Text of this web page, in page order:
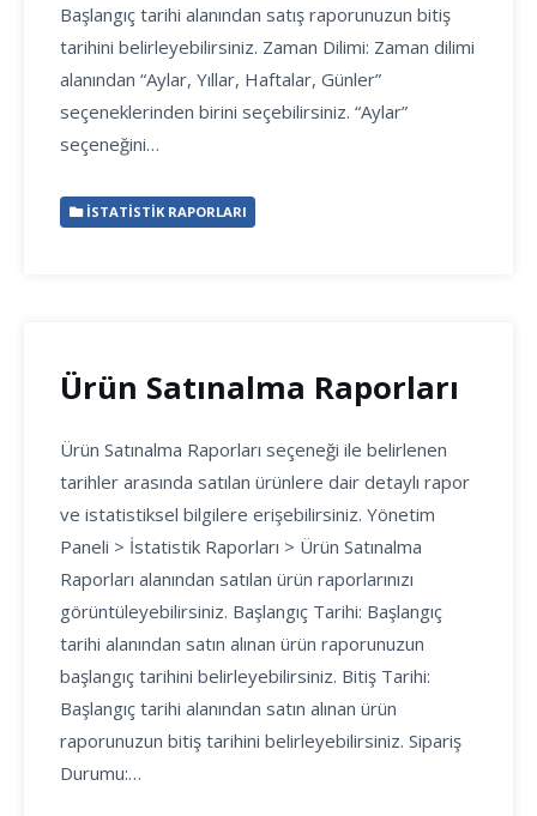
Başlangıç tarihi alanından satış raporunuzun bitiş
tarihini belirleyebilirsiniz. Zaman Dilimi: Zaman dilimi
alanından “Aylar, Yıllar, Haftalar, Günler”
seçeneklerinden birini seçebilirsiniz. “Aylar”
seçeneğini…
İSTATISTIK RAPORLARI
Ürün Satınalma Raporları
Ürün Satınalma Raporları seçeneği ile belirlenen
tarihler arasında satılan ürünlere dair detaylı rapor
ve istatistiksel bilgilere erişebilirsiniz. Yönetim
Paneli > İstatistik Raporları > Ürün Satınalma
Raporları alanından satılan ürün raporlarınızı
görüntüleyebilirsiniz. Başlangıç Tarihi: Başlangıç
tarihi alanından satın alınan ürün raporunuzun
başlangıç tarihini belirleyebilirsiniz. Bitiş Tarihi:
Başlangıç tarihi alanından satın alınan ürün
raporunuzun bitiş tarihini belirleyebilirsiniz. Sipariş
Durumu:…